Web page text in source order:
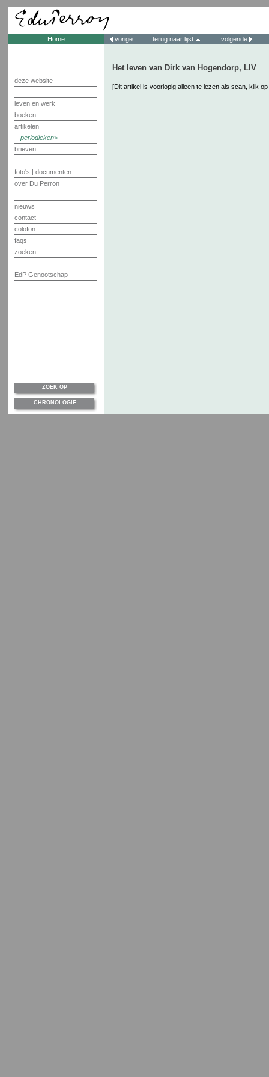
Home
deze website
leven en werk
boeken
artikelen
periodieken
brieven
foto's | documenten
over Du Perron
nieuws
contact
colofon
faqs
zoeken
EdP Genootschap
vorige terug naar lijst volgende
Het leven van Dirk van Hogendorp, LIV
[Dit artikel is voorlopig alleen te lezen als scan, klik
ZOEK OP
CHRONOLOGIE